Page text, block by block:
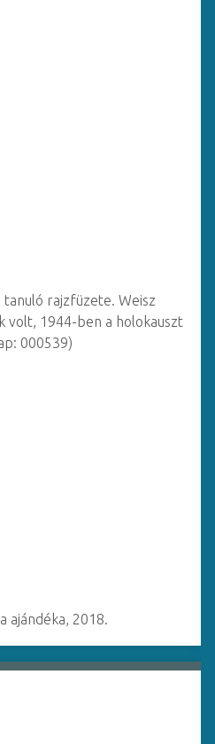
tanuló rajzfüzete. Weisz
volt, 1944-ben a holokauszt
000539)
ajándéka, 2018.